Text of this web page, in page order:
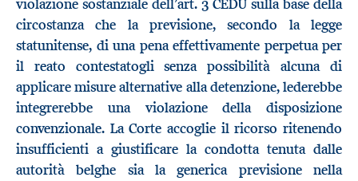
violazione sostanziale dell’art. 3 CEDU sulla base della
circostanza che la previsione, secondo la legge
statunitense, di una pena effettivamente perpetua per
il reato contestatogli senza possibilità alcuna di
applicare misure alternative alla detenzione, lederebbe
integrerebbe una violazione della disposizione
convenzionale. La Corte accoglie il ricorso ritenendo
insufficienti a giustificare la condotta tenuta dalle
autorità belghe sia la generica previsione nella